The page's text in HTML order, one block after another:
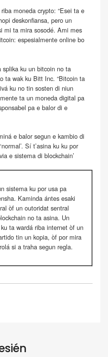
moneda crypto: “Esei ta e
deskonfiansa, pero un
mi ta mira sosodé. Ami mes
espesialmente online bo
ku un bitcoin no ta
ta wak ku Bitt Inc. “Bitcoin ta
ku no tin sosten di niun
ta un moneda digital pa
pa e balor di e
e balor segun e kambio di
Sí t’asina ku ku por
e sistema di blockchain’
sistema ku por usa pa
Kaminda ántes esaki
òf un outoridat sentral
no ta asina. Un
ta wardá riba internet òf un
tin un kopia, òf por mira
si a traha segun regla.